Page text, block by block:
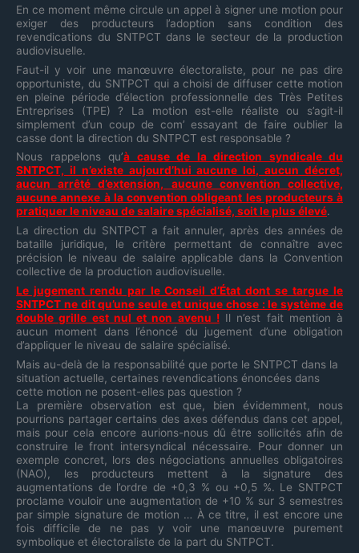
En ce moment même circule un appel à signer une motion pour
exiger des producteurs l’adoption sans condition des
revendications du SNTPCT dans le secteur de la production
audiovisuelle.
Faut-il y voir une manœuvre électoraliste, pour ne pas dire
opportuniste, du SNTPCT qui a choisi de diffuser cette motion
en pleine période d’élection professionnelle des Très Petites
Entreprises (TPE) ? La motion est-elle réaliste ou s’agit-il
simplement d’un coup de com’ essayant de faire oublier la
casse dont la direction du SNTPCT est responsable ?
Nous rappelons qu’à cause de la direction syndicale du
SNTPCT, il n’existe aujourd’hui aucune loi, aucun décret,
aucun arrêté d’extension, aucune convention collective,
aucune annexe à la convention obligeant les producteurs à
pratiquer le niveau de salaire spécialisé, soit le plus élevé.
La direction du SNTPCT a fait annuler, après des années de
bataille juridique, le critère permettant de connaître avec
précision le niveau de salaire applicable dans la Convention
collective de la production audiovisuelle.
Le jugement rendu par le Conseil d’État dont se targue le
SNTPCT ne dit qu’une seule et unique chose : le système de
double grille est nul et non avenu !Il n’est fait mention à
aucun moment dans l’énoncé du jugement d’une obligation
d’appliquer le niveau de salaire spécialisé.
Mais au-delà de la responsabilité que porte le SNTPCT dans la
situation actuelle, certaines revendications énoncées dans
cette motion ne posent-elles pas question ?
La première observation est que, bien évidemment, nous
pourrions partager certains des axes défendus dans cet appel,
mais pour cela encore aurions-nous dû être sollicités afin de
construire le front intersyndical nécessaire. Pour donner un
exemple concret, lors des négociations annuelles obligatoires
(NAO), les producteurs mettent à la signature des
augmentations de l’ordre de +0,3 % ou +0,5 %. Le SNTPCT
proclame vouloir une augmentation de +10 % sur 3 semestres
par simple signature de motion … À ce titre, il est encore une
fois difficile de ne pas y voir une manœuvre purement
symbolique et électoraliste de la part du SNTPCT.